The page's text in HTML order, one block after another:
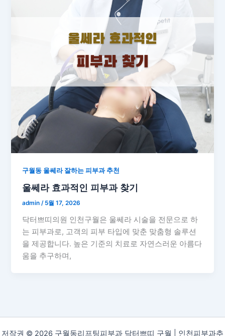
구월동 울쎄라 잘하는 피부과 추천
울쎄라 효과적인 피부과 찾기
admin/ 5월 17, 2026
닥터쁘띠의원 인천구월은 울쎄라 시술을 전문으로 하
는 피부과로, 고객의 피부 타입에 맞춘 맞춤형 솔루션
을 제공합니다. 높은 기준의 치료로 자연스러운 아름다
움을 추구하며,
저작권 © 2026 구월동리프팅피부과 닥터쁘띠 구월 | 인천피부과추